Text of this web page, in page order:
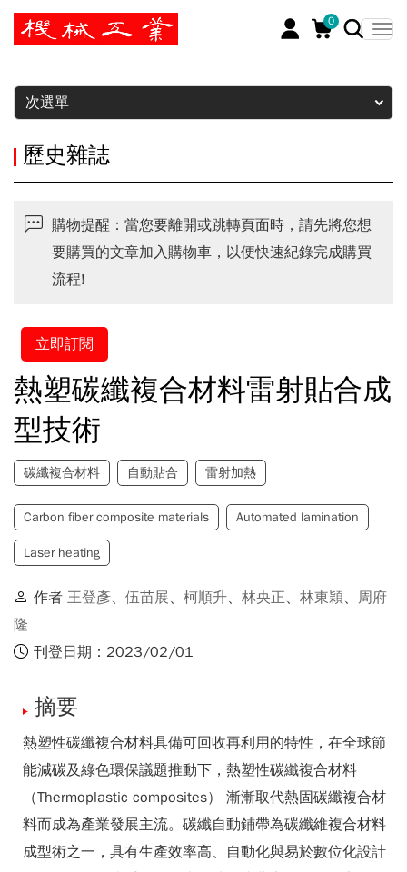
0
暫停
次選單
歷史雜誌
購物提醒：當您要離開或跳轉頁面時，請先將您想
要購買的文章加入購物車，以便快速紀錄完成購買
流程!
立即訂閱
熱塑碳纖複合材料雷射貼合成
型技術
碳纖複合材料 自動貼合 雷射加熱
Carbon fiber composite materials Automated lamination
Laser heating
作者 王登彥、 伍苗展、 柯順升、 林央正、 林東穎、 周府
隆
刊登日期：2023/02/01
摘要
熱塑性碳纖複合材料具備可回收再利用的特性，在全球節
能減碳及綠色環保議題推動下，熱塑性碳纖複合材料
（Thermoplastic composites） 漸漸取代熱固碳纖複合材
料而成為產業發展主流。碳纖自動鋪帶為碳纖維複合材料
成型術之一，具有生產效率高、自動化與易於數位化設計